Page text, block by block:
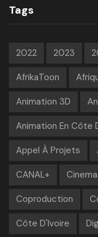
Tags
2022 2023
AfrikaToon
Animation 3D
Animation En Côte
Appel À Projets
CANAL+ Cinema
Coproduction
Côte D'Ivoire